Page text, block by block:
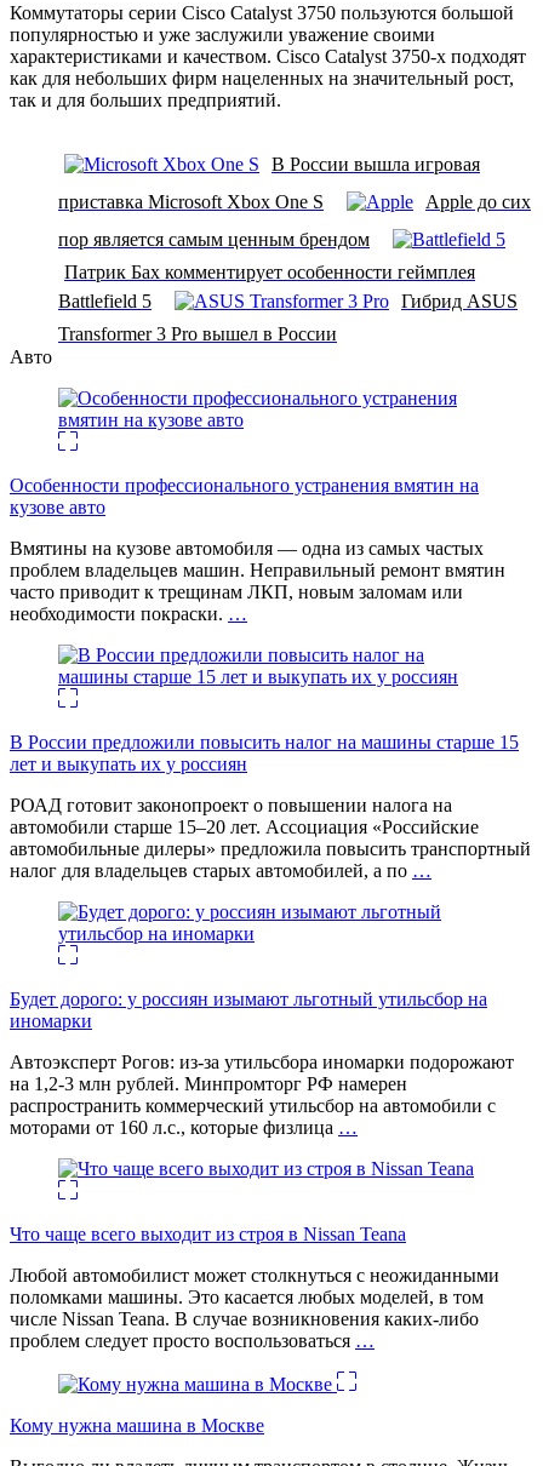
Коммутаторы серии Cisco Catalyst 3750 пользуются большой
популярностью и уже заслужили уважение своими
характеристиками и качеством. Cisco Catalyst 3750-x подходят
как для небольших фирм нацеленных на значительный рост,
так и для больших предприятий.
В России вышла игровая
приставка Microsoft Xbox One S
Apple до сих
пор является самым ценным брендом
Патрик Бах комментирует особенности геймплея
Battlefield 5
Гибрид ASUS
Transformer 3 Pro вышел в России
Авто
Особенности профессионального устранения вмятин на
кузове авто
Вмятины на кузове автомобиля — одна из самых частых
проблем владельцев машин. Неправильный ремонт вмятин
часто приводит к трещинам ЛКП, новым заломам или
необходимости покраски. …
В России предложили повысить налог на машины старше 15
лет и выкупать их у россиян
РОАД готовит законопроект о повышении налога на
автомобили старше 15–20 лет. Ассоциация «Российские
автомобильные дилеры» предложила повысить транспортный
налог для владельцев старых автомобилей, а по …
Будет дорого: у россиян изымают льготный утильсбор на
иномарки
Автоэксперт Рогов: из-за утильсбора иномарки подорожают
на 1,2-3 млн рублей. Минпромторг РФ намерен
распространить коммерческий утильсбор на автомобили с
моторами от 160 л.с., которые физлица …
Что чаще всего выходит из строя в Nissan Teana
Любой автомобилист может столкнуться с неожиданными
поломками машины. Это касается любых моделей, в том
числе Nissan Teana. В случае возникновения каких-либо
проблем следует просто воспользоваться …
Кому нужна машина в Москве